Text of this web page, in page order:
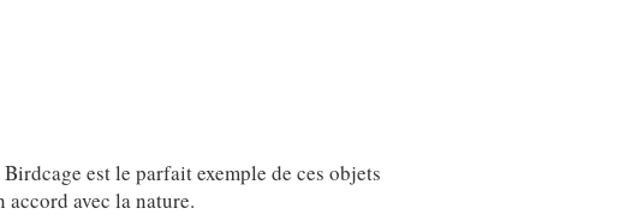
est le parfait exemple de ces objets
avec la nature.